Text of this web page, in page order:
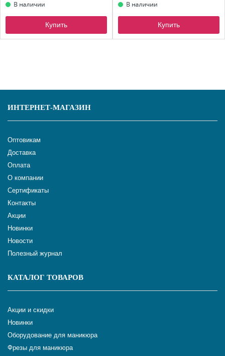
Купить Купить
ИНТЕРНЕТ-МАГАЗИН
Оптовикам
Доставка
Оплата
О компании
Сертификаты
Контакты
Акции
Новинки
Новости
Полезный журнал
КАТАЛОГ ТОВАРОВ
Акции и скидки
Новинки
Оборудование для маникюра
Фрезы для маникюра